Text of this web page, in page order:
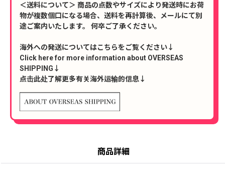
＜送料について＞ 商品の点数やサイズにより発送時にお荷
物が複数個口になる場合、送料を再計算後、メールにて別
途ご案内いたします。 何卒ご了承ください。
海外への発送についてはこちらをご覧ください↓
Click here for more information about OVERSEAS
SHIPPING↓
点击此处了解更多有关海外运输的信息↓
商品詳細